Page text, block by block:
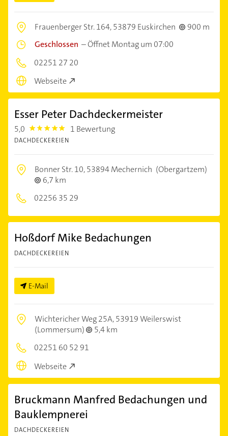
Frauenberger Str. 164,53879 Euskirchen
900 m
Geschlossen –Öffnet Montag um 07:00
02251 27 20
Webseite
Esser Peter Dachdeckermeister
5,0 5.0 1 Bewertung
DACHDECKEREIEN
Bonner Str. 10,53894 Mechernich (Obergartzem)
6,7 km
02256 35 29
Hoßdorf Mike Bedachungen
DACHDECKEREIEN
E-Mail
Wichtericher Weg 25A,53919 Weilerswist
(Lommersum)
5,4 km
02251 60 52 91
Webseite
Bruckmann Manfred Bedachungen und
Bauklempnerei
DACHDECKEREIEN